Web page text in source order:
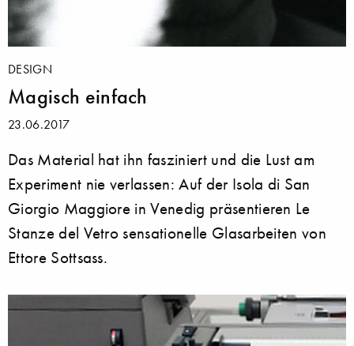
DESIGN
Magisch einfach
23.06.2017
Das Material hat ihn fasziniert und die Lust am
Experiment nie verlassen: Auf der Isola di San
Giorgio Maggiore in Venedig präsentieren Le
Stanze del Vetro sensationelle Glasarbeiten von
Ettore Sottsass.